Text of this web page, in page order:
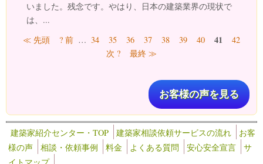
いました。残念です。やはり、日本の建築業界の現状で
は、...
ページ
≪ 先頭 ? 前 … 34 35 36 37 38 39 40 41
42
次 ?
最終 ≫
お客様の声を見る
建築家紹介センター・TOP 建築家相談依頼サービスの流れ
お客
様の声
相談・依頼事例 料金 よくある質問 安心安全宣言
サ